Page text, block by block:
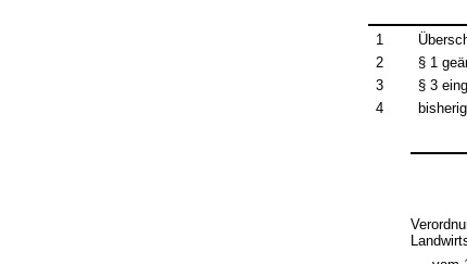
1
2
§ 1
3
§ 3
4